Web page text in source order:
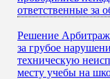
ответственные за
Решение
за грубое
техническую
месту учебы на